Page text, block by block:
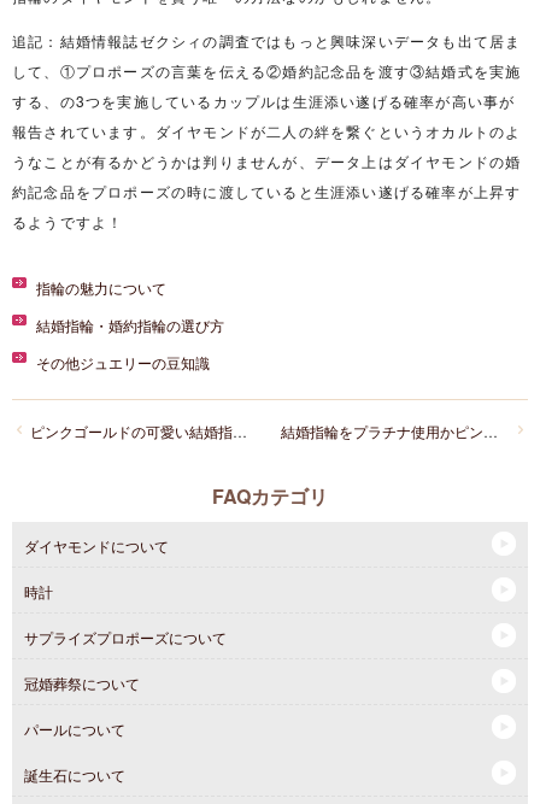
追記：結婚情報誌ゼクシィの調査ではもっと興味深いデータも出て居ま
して、①プロポーズの言葉を伝える②婚約記念品を渡す③結婚式を実施
する、の3つを実施しているカップルは生涯添い遂げる確率が高い事が
報告されています。ダイヤモンドが二人の絆を繋ぐというオカルトのよ
うなことが有るかどうかは判りませんが、データ上はダイヤモンドの婚
約記念品をプロポーズの時に渡していると生涯添い遂げる確率が上昇す
るようですよ！
指輪の魅力について
結婚指輪・婚約指輪の選び方
その他ジュエリーの豆知識
結婚指輪をプラチナ使用かピンクゴールドにしようか迷っています。
ピンクゴールドの可愛い結婚指輪はありますか？
FAQカテゴリ
ダイヤモンドについて
時計
サプライズプロポーズについて
冠婚葬祭について
パールについて
誕生石について